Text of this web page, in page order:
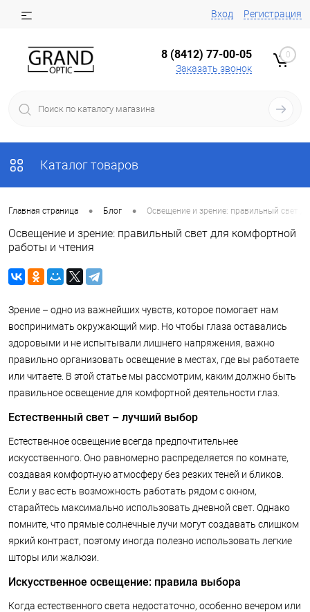
Вход Регистрация
8 (8412) 77-00-05
Заказать звонок
0
Каталог товаров
Главная страница • Блог • Освещение и зрение: правильный свет
Освещение и зрение: правильный свет для комфортной
работы и чтения
Зрение – одно из важнейших чувств, которое помогает нам
воспринимать окружающий мир. Но чтобы глаза оставались
здоровыми и не испытывали лишнего напряжения, важно
правильно организовать освещение в местах, где вы работаете
или читаете. В этой статье мы рассмотрим, каким должно быть
правильное освещение для комфортной деятельности глаз.
Естественный свет – лучший выбор
Естественное освещение всегда предпочтительнее
искусственного. Оно равномерно распределяется по комнате,
создавая комфортную атмосферу без резких теней и бликов.
Если у вас есть возможность работать рядом с окном,
старайтесь максимально использовать дневной свет. Однако
помните, что прямые солнечные лучи могут создавать слишком
яркий контраст, поэтому иногда полезно использовать легкие
шторы или жалюзи.
Искусственное освещение: правила выбора
Когда естественного света недостаточно, особенно вечером или